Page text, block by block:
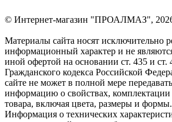
© Интернет-магазин "ПРОАЛМАЗ",
Материалы сайта носят исключительно
информационный характер и не
иной офертой на основании ст. 435 и ст.
Гражданского кодекса Российской
сайте не может в полной мере
информацию о свойствах, комплектации
товара, включая цвета, размеры и формы.
Информация о технических